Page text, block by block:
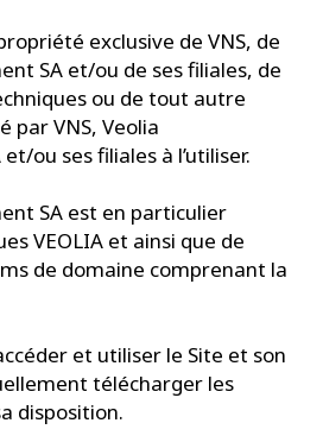
exclusive de VNS, de
SA et/ou de ses filiales, de
ou de tout autre
par VNS, Veolia
ou ses filiales à l’utiliser.
SA est en particulier
VEOLIA et ainsi que de
de domaine comprenant la
et utiliser le Site et son
télécharger les
disposition.